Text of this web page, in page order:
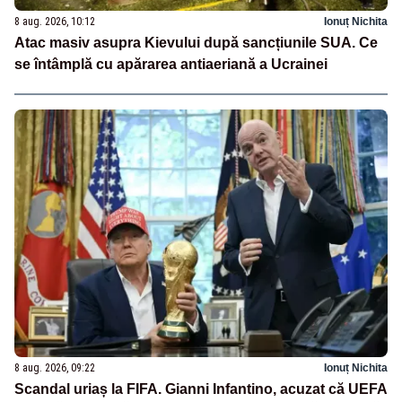
8 aug. 2026, 10:12 Ionuț Nichita
Atac masiv asupra Kievului după sancțiunile SUA. Ce
se întâmplă cu apărarea antiaeriană a Ucrainei
8 aug. 2026, 09:22 Ionuț Nichita
Scandal uriaș la FIFA. Gianni Infantino, acuzat că UEFA